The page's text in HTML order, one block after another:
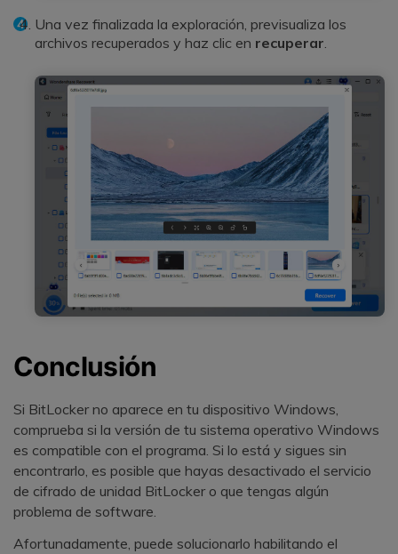
Una vez finalizada la exploración, previsualiza los
archivos recuperados y haz clic en recuperar
Conclusión
Si BitLocker no aparece en tu dispositivo Windows,
comprueba si la versión de tu sistema operativo Windows
es compatible con el programa. Si lo está y sigues sin
encontrarlo, es posible que hayas desactivado el servicio
de cifrado de unidad BitLocker o que tengas algún
problema de software.
Afortunadamente, puede solucionarlo habilitando el